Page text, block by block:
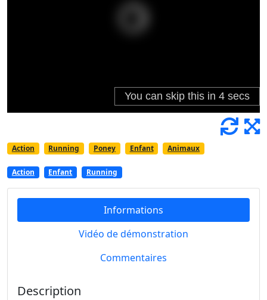
Action Running Poney Enfant Animaux
Action Enfant Running
Informations
Vidéo de démonstration
Commentaires
Description